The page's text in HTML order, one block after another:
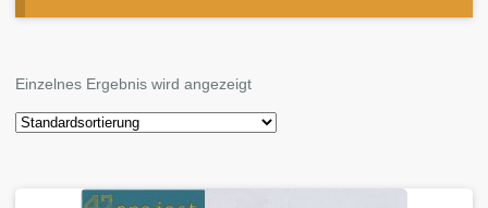
Einzelnes Ergebnis wird angezeigt